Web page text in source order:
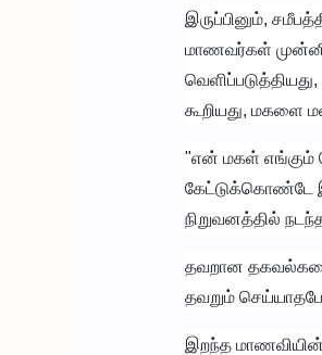
இருப்பினும்,
மாணவர்கள்
கூறியது, மகளை
"என் மகள் எங்கும்
கேட்டுக்கொண்டே
நிறுவனத்தில்
தவறான
தவறும்
இறந்த மாணவியின்